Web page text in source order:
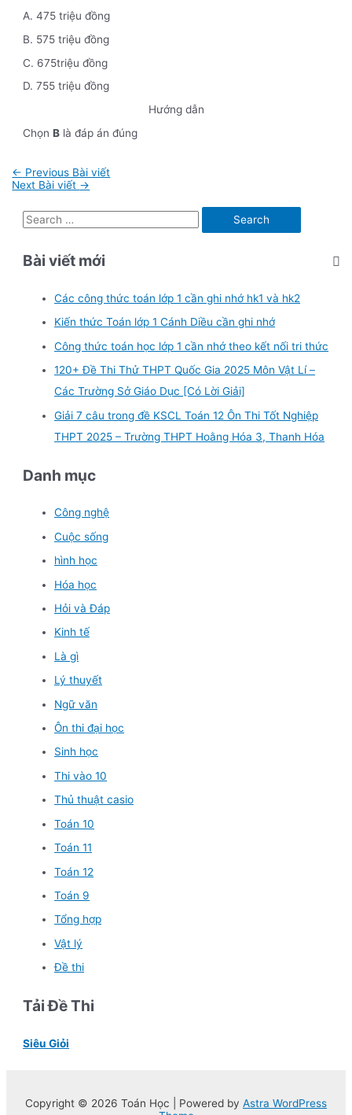
A. 475 triệu đồng
B. 575 triệu đồng
C. 675triệu đồng
D. 755 triệu đồng
Hướng dẫn
ChọnB là đáp án đúng
Điều
hướng
viết
← Previous Bài viết
Next Bài viết →
S
a
Bài viết mới
Các công thức toán lớp 1 cần ghi nhớ hk1 và hk2
Kiến thức Toán lớp 1 Cánh Diều cần ghi nhớ
Công thức toán học lớp 1 cần nhớ theo kết nối tri thức
120+ Đề Thi Thử THPT Quốc Gia 2025 Môn Vật Lí –
Các Trường Sở Giáo Dục [Có Lời Giải]
Giải 7 câu trong đề KSCL Toán 12 Ôn Thi Tốt Nghiệp
THPT 2025 – Trường THPT Hoằng Hóa 3, Thanh Hóa
Danh mục
Công nghệ
Cuộc sống
hình học
Hóa học
Hỏi và Đáp
Kinh tế
Là gì
Lý thuyết
Ngữ văn
Ôn thi đại học
Sinh học
Thi vào 10
Thủ thuật casio
Toán 10
Toán 11
Toán 12
Toán 9
Tổng hợp
Vật lý
Đề thi
Tải Đề Thi
Siêu Giỏi
Copyright © 2026 Toán Học | Powered by Astra WordPress